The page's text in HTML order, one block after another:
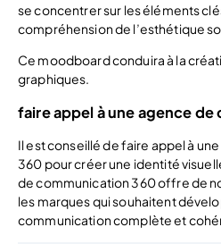
se concentrer sur les éléments
compréhension de l’esthétique
Ce moodboard conduira à la
graphiques.
faire appel à une agence
Il est conseillé de faire appel à
360 pour créer une identité
de communication 360 offre de
les marques qui souhaitent
communication complète et